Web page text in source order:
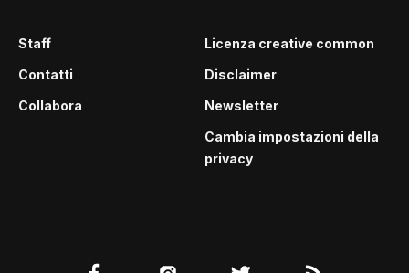
Staff
Contatti
Collabora
Licenza creative common
Disclaimer
Newsletter
Cambia impostazioni della
privacy